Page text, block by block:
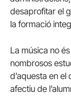
desaprofitar el
la formació
La música no
nombrosos
d’aquesta en
afectiu de